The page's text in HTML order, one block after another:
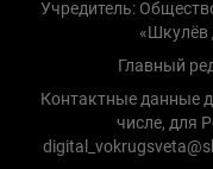
Учредитель:
«Шкулёв
Главный
Контактные данные
числе, для